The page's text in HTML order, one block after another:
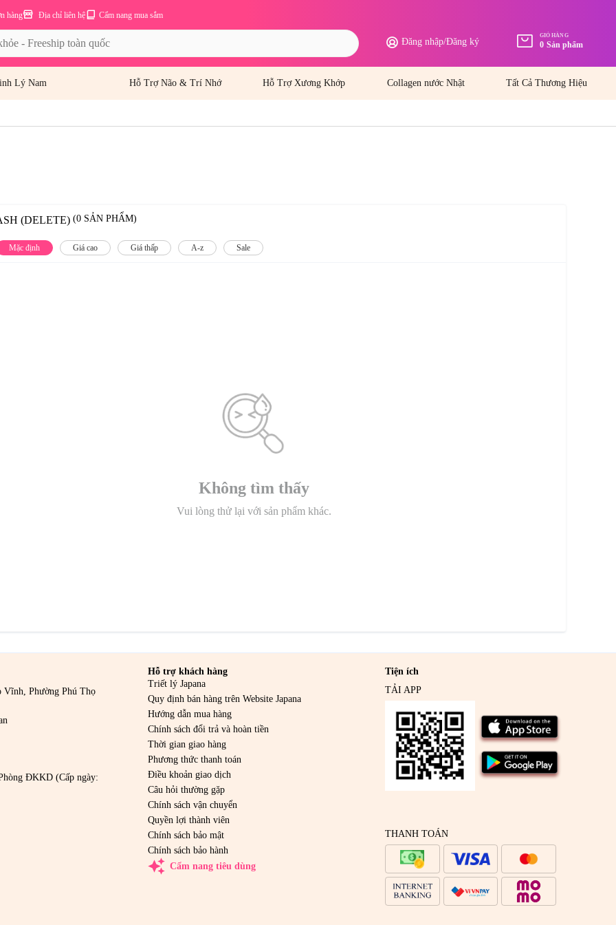
Cẩm nang mua sắm
Địa chỉ liên hệ
hàng
Đăng nhập/Đăng ký
GIỎ HÀNG
0 Sản phẩm
Lý Nam Hỗ Trợ Não & Trí Nhớ Hỗ Trợ Xương Khớp Collagen nước Nhật Tất Cả Thương Hiệu
(DELETE) (0 SẢN PHẨM)
Mặc định Giá cao Giá thấp A-z Sale
Không tìm thấy
Vui lòng thử lại với sản phẩm khác.
Vĩnh, Phường Phú Thọ
ĐKKD (Cấp ngày:
Hỗ trợ khách hàng
Triết lý Japana
Quy định bán hàng trên Website Japana
Hướng dẫn mua hàng
Chính sách đổi trả và hoàn tiền
Thời gian giao hàng
Phương thức thanh toán
Điều khoản giao dịch
Câu hỏi thường gặp
Chính sách vận chuyển
Quyền lợi thành viên
Chính sách bảo mật
Chính sách bảo hành
auto_awesome Cẩm nang tiêu dùng
Tiện ích
TẢI APP
THANH TOÁN